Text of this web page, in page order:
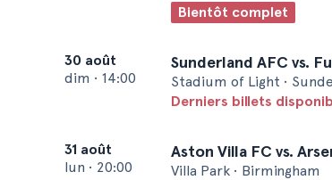
Bientôt complet
30 août
dim • 14:00
Sunderland AFC vs.
Stadium of Light •
Derniers billets
31 août
lun • 20:00
Aston Villa FC vs.
Villa Park • Birmingham